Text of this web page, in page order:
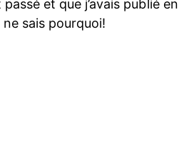
et que j’avais publié en
sais pourquoi!